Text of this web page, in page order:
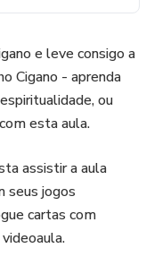
e leve consigo a
Cigano - aprenda
ou
esta aula.
assistir a aula
seus jogos
cartas com